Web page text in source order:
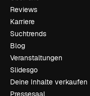
Reviews
Karriere
Suchtrends
Blog
Veranstaltungen
Slidesgo
Deine Inhalte verkaufen
Pressesaal